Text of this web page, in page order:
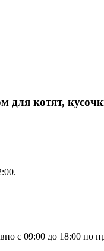
котят,
с 09:00 до 18:00 по